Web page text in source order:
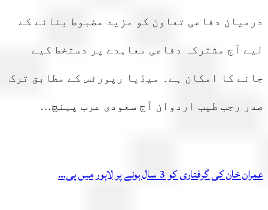
درمیان دفاعی تعاون کو مزید مضبوط بنانے کے
لیے آج مشترکہ دفاعی معاہدے پر دستخط کیے
جانے کا امکان ہے۔ میڈیا رپورٹس کے مطابق ترک
صدر رجب طیب اردوان آج سعودی عرب پہنچ…
عمران خان کی گرفتاری کو 3 سال ہونے پر لاہور میں پی…